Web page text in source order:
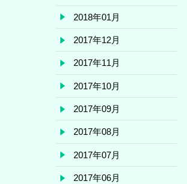
2018年01月
2017年12月
2017年11月
2017年10月
2017年09月
2017年08月
2017年07月
2017年06月